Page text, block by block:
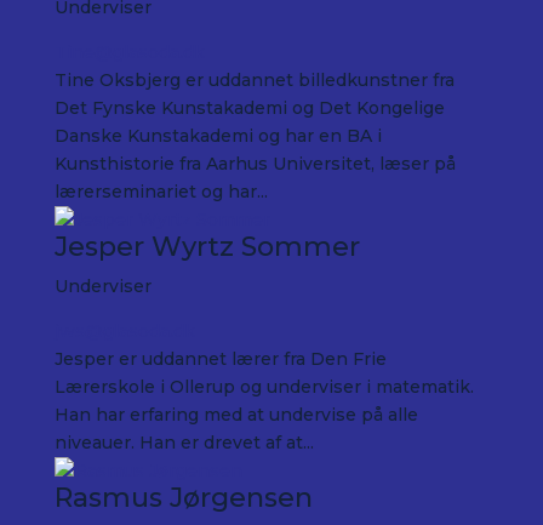
Underviser
Tine Oksbjerg er uddannet billedkunstner fra
Det Fynske Kunstakademi og Det Kongelige
Danske Kunstakademi og har en BA i
Kunsthistorie fra Aarhus Universitet, læser på
lærerseminariet og har...
Jesper Wyrtz Sommer
Underviser
Jesper er uddannet lærer fra Den Frie
Lærerskole i Ollerup og underviser i matematik.
Han har erfaring med at undervise på alle
niveauer. Han er drevet af at...
Rasmus Jørgensen